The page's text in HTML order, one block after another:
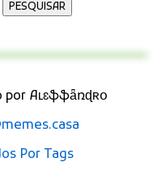
Aʟɛֆֆǟռɖʀօ
Por Tags